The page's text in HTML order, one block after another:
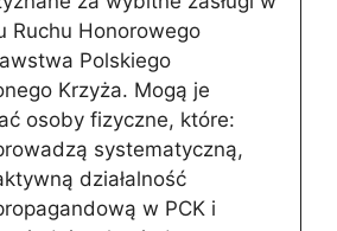
Ruchu Honorowego
Polskiego
Krzyża. Mogą je
osoby fizyczne, które:
systematyczną,
działalność
w PCK i